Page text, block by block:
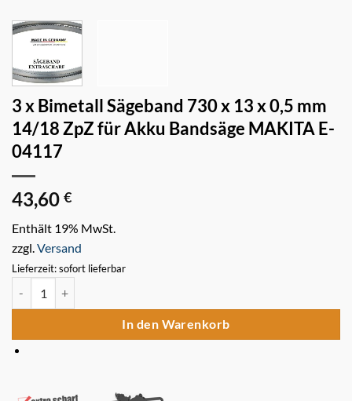
3 x Bimetall Sägeband 730 x 13 x 0,5 mm
14/18 ZpZ für Akku Bandsäge MAKITA E-
04117
43,60 €
Enthält 19% MwSt.
zzgl.Versand
Lieferzeit: sofort lieferbar
3 x Bimetall Sägeband 730 x 13 x 0,5 mm 14/18 ZpZ für Akku
In den Warenkorb